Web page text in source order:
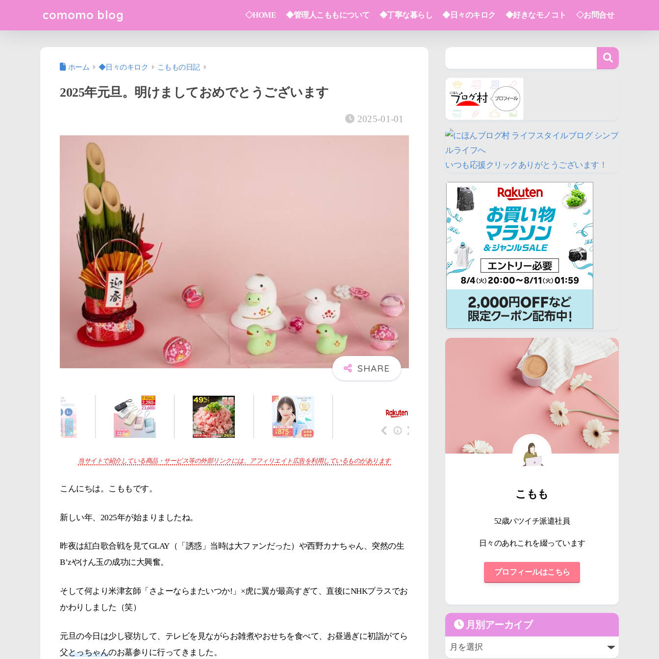
comomo blog ◇HOME ◆管理人こももについて ◆丁寧な暮らし ◆日々のキロク ◆好きなモノコト ◇お問合せ
ホーム ◆日々のキロク こももの日記
2025年元旦。明けましておめでとうございます
2025-01-01
当サイトで紹介している商品・サービス等の外部リンクには、アフィリエイト広告を利用しているものがあります
こんにちは。こももです。
新しい年、2025年が始まりましたね。
昨夜は紅白歌合戦を見てGLAY（「誘惑」当時は大ファンだった）や西野カナちゃん、突然の生
B’zやけん玉の成功に大興奮。
そして何より米津玄師「さよーならまたいつか!」×虎に翼が最高すぎて、直後にNHKプラスでお
かわりしました（笑）
元旦の今日は少し寝坊して、テレビを見ながらお雑煮やおせちを食べて、お昼過ぎに初詣がてら
父とっちゃんのお墓参りに行ってきました。
いつも応援クリックありがとうございます！
こもも
52歳バツイチ派遣社員
日々のあれこれを綴っています
プロフィールはこちら
月別アーカイブ